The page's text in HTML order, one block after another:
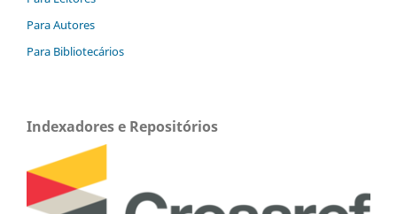
Para Autores
Para Bibliotecários
Indexadores e Repositórios